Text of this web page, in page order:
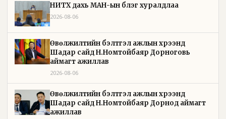
НИТХ дахь МАН-ын бүлэг хуралдлаа
2026-08-06
Өвөлжилтийн бэлтгэл ажлын хүрээнд
Шадар сайд Н.Номтойбаяр Дорноговь
аймагт ажиллав
2026-08-06
Өвөлжилтийн бэлтгэл ажлын хүрээнд
Шадар сайд Н.Номтойбаяр Дорнод аймагт
ажиллав